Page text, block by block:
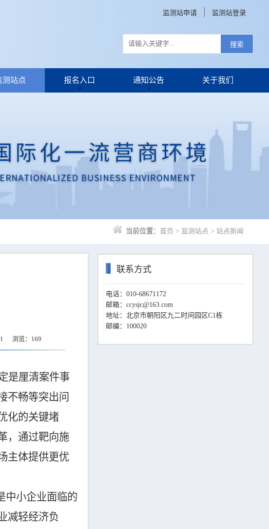
搜索
监测站申请 监测站登录
测站点 报名入口 通知公告 关于我们
当前位置： 首页 > 监测站点 > 站点新闻
1 浏览： 169
是厘清案件事
不畅等突出问
化的关键堵
，通过靶向施
主体提供更优
中小企业面临的
减轻经济负
联系方式
电话：010-68671172
邮箱：ccysjc@163.com
地址：北京市朝阳区九二时间园区C1栋
邮编：100020